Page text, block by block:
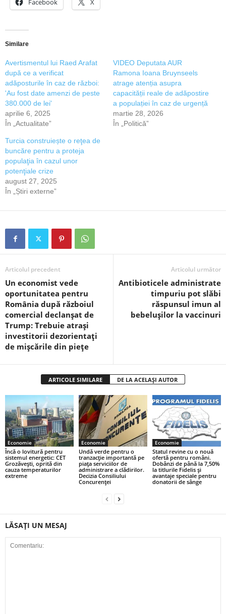
Facebook X
Similare
Avertismentul lui Raed Arafat
după ce a verificat
adăposturile în caz de război:
'Au fost date amenzi de peste
380.000 de lei'
aprilie 6, 2025
În „Actualitate”
VIDEO Deputata AUR
Ramona Ioana Bruynseels
atrage atenția asupra
capacității reale de adăpostire
a populației în caz de urgență
martie 28, 2026
În „Politică”
Turcia construiește o reţea de
buncăre pentru a proteja
populaţia în cazul unor
potenţiale crize
august 27, 2025
În „Știri externe”
Articolul precedent
Un economist vede
oportunitatea pentru
România după războiul
comercial declanşat de
Trump: Trebuie atrași
investitorii dezorientaţi
de mişcările din pieţe
Articolul următor
Antibioticele administrate
timpuriu pot slăbi
răspunsul imun al
bebelușilor la vaccinuri
ARTICOLE SIMILARE DE LA ACELAȘI AUTOR
Economie
Încă o lovitură pentru
sistemul energetic: CET
Grozăvești, oprită din
cauza temperaturilor
extreme
Economie
Undă verde pentru o
tranzacție importantă pe
piața serviciilor de
administrare a clădirilor.
Decizia Consiliului
Concurenței
Economie
Statul revine cu o nouă
ofertă pentru români.
Dobânzi de până la 7,50%
la titlurile Fidelis și
avantaje speciale pentru
donatorii de sânge
LĂSAȚI UN MESAJ